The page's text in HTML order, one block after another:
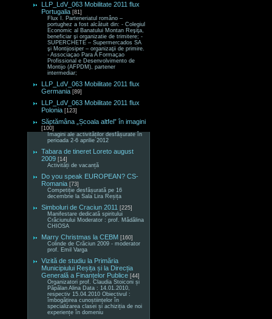
LLP_LdV_063 Mobilitate 2011 flux
Portugalia [81]
Flux I. Parteneriatul româno –
portughez a fost alcătuit din: - Colegiul
Economic al Banatului Montan Reşiţa,
beneficiar şi organizatie de trimitere; -
SUPERCHETE – Supermercados SA
şi Montijosiper – organizaţii de primire.
- Associaçao Para A Formaçao
Profissional e Desenvolvimento de
Montijo (AFPDM), partener
intermediar;
LLP_LdV_063 Mobilitate 2011 flux
Germania [89]
LLP_LdV_063 Mobilitate 2011 flux
Polonia [123]
Săptămâna „Școala altfel” în imagini
[100]
Imagini ale activităților desfășurate în
perioada 2-6 aprilie 2012
Tabara de tineret Loreto august
2009 [14]
Activități de vacanță
Do you speak EUROPEAN? CS-
Romania [73]
Competiție desfășurată pe 16
decembrie la Sala Lira Reșița
Simboluri de Craciun 2011 [225]
Manifestare dedicată spiritului
Crăciunului Moderator : prof. Mădălina
CHIOSA
Marry Christmas la CEBM [160]
Colinde de Crăciun 2009 - moderator
prof. Emil Varga
Vizită de studiu la Primăria
Municipiului Reșița și la Direcția
Generală a Finanțelor Publice [44]
Organizatori prof. Claudia Stoiconi și
Păpălan Alina Data : 14.01.2010,
respectiv 15.04.2010 Obiectivul :
îmbogățirea cunoștiințelor în
specializarea clasei și achiziția de noi
experiențe în domeniu